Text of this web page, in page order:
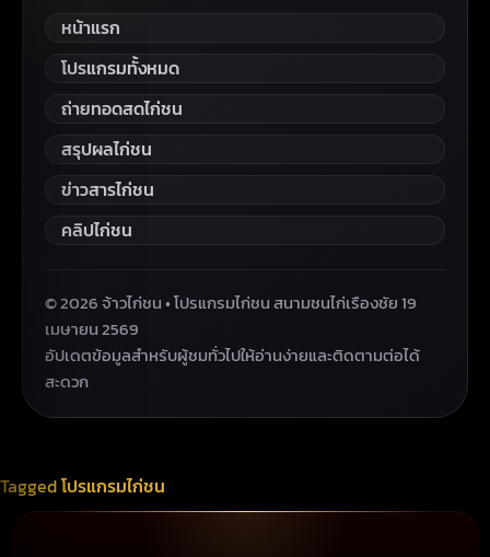
หน้าแรก
โปรแกรมทั้งหมด
ถ่ายทอดสดไก่ชน
สรุปผลไก่ชน
ข่าวสารไก่ชน
คลิปไก่ชน
© 2026 จ้าวไก่ชน • โปรแกรมไก่ชน สนามชนไก่เรืองชัย 19
เมษายน 2569
อัปเดตข้อมูลสำหรับผู้ชมทั่วไปให้อ่านง่ายและติดตามต่อได้
สะดวก
Taggedโปรแกรมไก่ชน